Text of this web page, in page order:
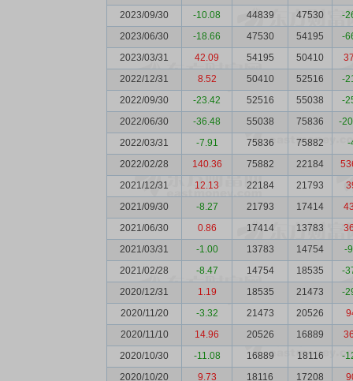
2023/09/30
-10.08 44839 47530
-
2023/06/30
-18.66 47530 54195
-
2023/03/31
42.09 54195 50410
2022/12/31
8.52 50410 52516
-
2022/09/30
-23.42 52516 55038
-
2022/06/30
-36.48 55038 75836
-
2022/03/31
-7.91 75836 75882
-
2022/02/28
140.36 75882 22184
2021/12/31
12.13 22184 21793
2021/09/30
-8.27 21793 17414
2021/06/30
0.86 17414 13783
2021/03/31
-1.00 13783 14754
-
2021/02/28
-8.47 14754 18535
-
2020/12/31
1.19 18535 21473
-
2020/11/20
-3.32 21473 20526
2020/11/10
14.96 20526 16889
2020/10/30
-11.08 16889 18116
-
2020/10/20
9.73 18116 17208